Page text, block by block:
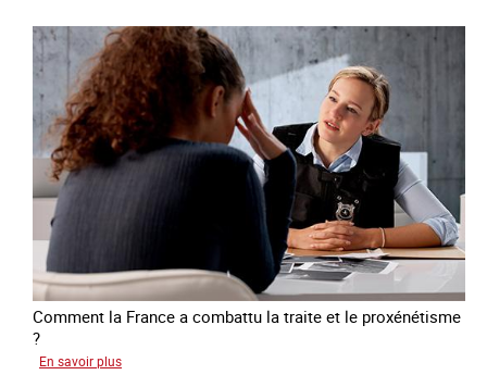
libération
et
l’autonomie
des
personnes
victimes
de
Comment la France a combattu la traite et le proxénétisme
?
En savoir plus